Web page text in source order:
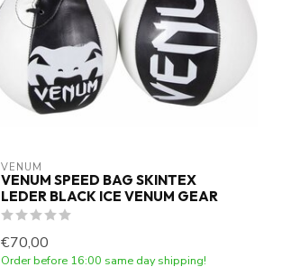
VENUM
VENUM SPEED BAG SKINTEX
LEDER BLACK ICE VENUM GEAR
€70,00
Order before 16:00 same day shipping!